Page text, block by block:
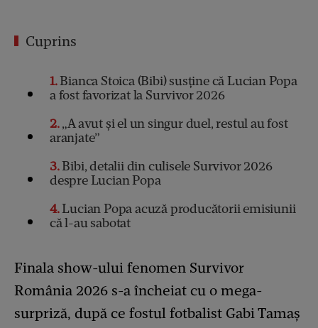
Cuprins
1Bianca Stoica (Bibi) susține că Lucian Popa
a fost favorizat la Survivor 2026
2„A avut și el un singur duel, restul au fost
aranjate”
3Bibi, detalii din culisele Survivor 2026
despre Lucian Popa
4Lucian Popa acuză producătorii emisiunii
că l-au sabotat
Finala show-ului fenomen Survivor
România 2026 s-a încheiat cu o mega-
surpriză, după ce fostul fotbalist Gabi Tamaș